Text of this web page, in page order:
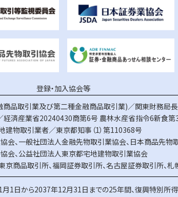
登録・加入協会等
品取引業及び第二種金融商品取引業)／関東財務局長
経済産業省20240430商第6号 農林水産省指令6新食第
建物取引業者／東京都知事（1）第110368号
会、一般社団法人金融先物取引業協会、 日本商品先物
会、公益社団法人東京都宅地建物取引業協会
京商品取引所、福岡証券取引所、名古屋証券取引所、札
1日から2037年12月31日までの25年間、復興特別所得